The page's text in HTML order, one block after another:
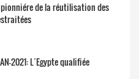
pionniére de la réutilisation des
2021: L´Egypte qualifiée